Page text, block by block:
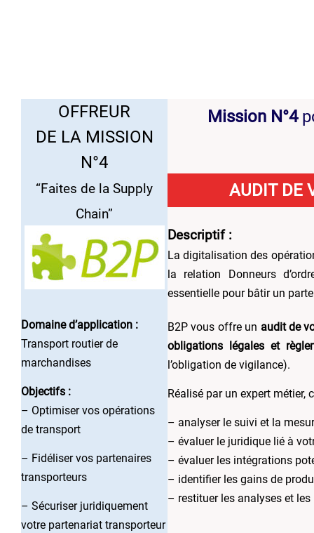
OFFREUR
DE LA MISSION
N°4
“Faites de la Supply
Chain”
Mission N°4
AUDIT DE
Domaine d’application :
Transport routier de
marchandises
Objectifs :
– Optimiser vos opérations
de transport
– Fidéliser vos partenaires
transporteurs
– Sécuriser juridiquement
votre partenariat transporteur
Descriptif :
La digitalisation des
la relation Donneurs
essentielle pour bâtir un
B2P vous offre un audit de
obligations légales et
l’obligation de vigilance).
Réalisé par un expert
– analyser le suivi et la
– évaluer le juridique lié à
– évaluer les intégrations
– identifier les gains de
– restituer les analyses et